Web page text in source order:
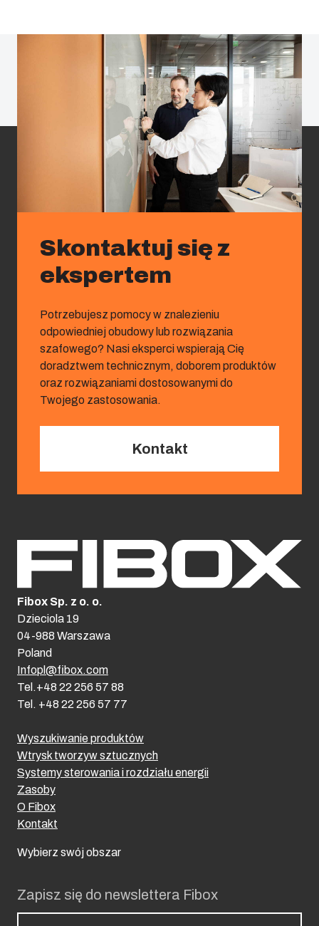
Skontaktuj się z
ekspertem
Potrzebujesz pomocy w znalezieniu
odpowiedniej obudowy lub rozwiązania
szafowego? Nasi eksperci wspierają Cię
doradztwem technicznym, doborem produktów
oraz rozwiązaniami dostosowanymi do
Twojego zastosowania.
Kontakt
Zapisz się do newslettera Fibox
Wyszukiwanie produktów
Wtrysk tworzyw sztucznych
Systemy sterowania i rozdziału energii
Zasoby
O Fibox
Kontakt
Wybierz swój obszar
Fibox Sp. z o. o.
Dzieciola 19
04-988 Warszawa
Poland
Infopl@fibox.com
Tel.+48 22 256 57 88
Tel. +48 22 256 57 77